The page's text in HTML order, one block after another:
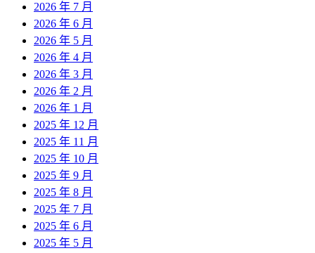
2026 年 7 月
2026 年 6 月
2026 年 5 月
2026 年 4 月
2026 年 3 月
2026 年 2 月
2026 年 1 月
2025 年 12 月
2025 年 11 月
2025 年 10 月
2025 年 9 月
2025 年 8 月
2025 年 7 月
2025 年 6 月
2025 年 5 月